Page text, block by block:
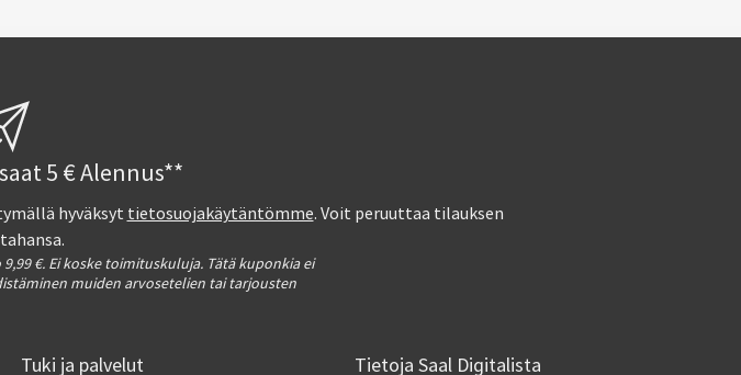
5 € Alennus**
hyväksyt tietosuojakäytäntömme. Voit peruuttaa tilauksen
€. Ei koske toimituskuluja. Tätä kuponkia ei
muiden arvosetelien tai tarjousten
Tuki ja palvelut Tietoja Saal Digitalista